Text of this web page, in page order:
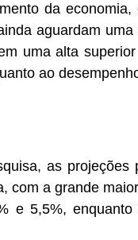
da
aguardam
uma alta
ao
as
com a grande
e 5,5%,